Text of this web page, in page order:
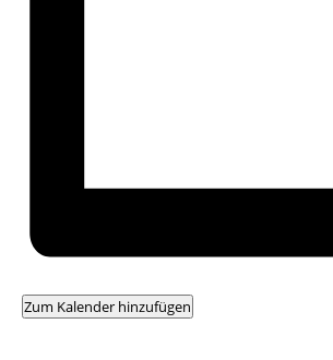
Zum Kalender hinzufügen